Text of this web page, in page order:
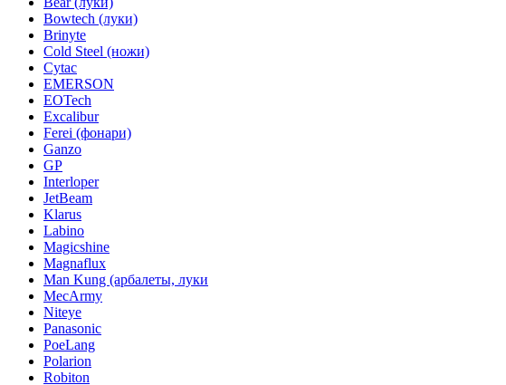
Bowtech (луки)
Brinyte
Cold Steel (ножи)
Cytac
EMERSON
EOTech
Excalibur
Ferei (фонари)
Ganzo
GP
Interloper
JetBeam
Klarus
Labino
Magicshine
Magnaflux
Man Kung (арбалеты, луки
MecArmy
Niteye
Panasonic
PoeLang
Polarion
Robiton